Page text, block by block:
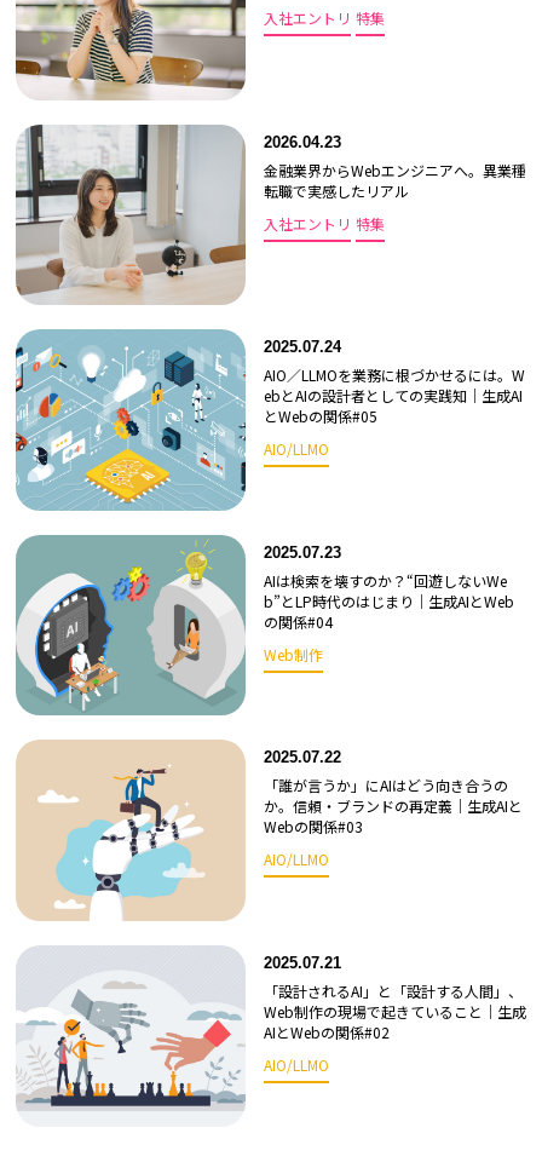
入社エントリ 特集
2026.04.23
金融業界からWebエンジニアへ。異業種
転職で実感したリアル
入社エントリ 特集
2025.07.24
AIO／LLMOを業務に根づかせるには。W
ebとAIの設計者としての実践知｜生成AI
とWebの関係#05
AIO/LLMO
2025.07.23
AIは検索を壊すのか？“回遊しないWe
b”とLP時代のはじまり｜生成AIとWeb
の関係#04
Web制作
2025.07.22
「誰が言うか」にAIはどう向き合うの
か。信頼・ブランドの再定義｜生成AIと
Webの関係#03
AIO/LLMO
2025.07.21
「設計されるAI」と「設計する人間」、
Web制作の現場で起きていること｜生成
AIとWebの関係#02
AIO/LLMO